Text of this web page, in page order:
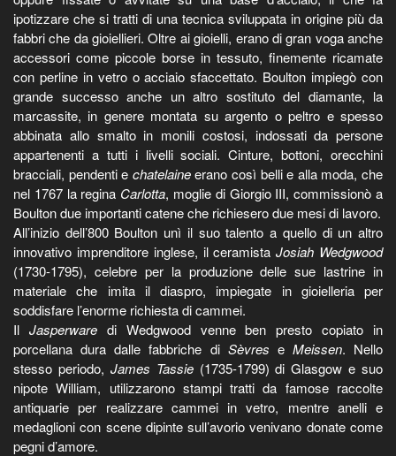
ipotizzare che si tratti di una tecnica sviluppata in origine più da
fabbri che da gioiellieri. Oltre ai gioielli, erano di gran voga anche
accessori come piccole borse in tessuto, finemente ricamate
con perline in vetro o acciaio sfaccettato. Boulton impiegò con
grande successo anche un altro sostituto del diamante, la
marcassite, in genere montata su argento o peltro e spesso
abbinata allo smalto in monili costosi, indossati da persone
appartenenti a tutti i livelli sociali. Cinture, bottoni, orecchini
bracciali, pendenti e chatelaineerano così belli e alla moda, che
nel 1767 la regina Carlotta, moglie di Giorgio III, commissionò a
Boulton due importanti catene che richiesero due mesi di lavoro.
All’inizio dell’800 Boulton unì il suo talento a quello di un altro
innovativo imprenditore inglese, il ceramistaJosiah Wedgwood
(1730-1795), celebre per la produzione delle sue lastrine in
materiale che imita il diaspro, impiegate in gioielleria per
soddisfare l’enorme richiesta di cammei.
Il Jasperwaredi Wedgwood venne ben presto copiato in
porcellana dura dalle fabbriche di Sèvres e Meissen. Nello
stesso periodo, James Tassie(1735-1799) di Glasgow e suo
nipote William, utilizzarono stampi tratti da famose raccolte
antiquarie per realizzare cammei in vetro, mentre anelli e
medaglioni con scene dipinte sull’avorio venivano donate come
pegni d’amore.